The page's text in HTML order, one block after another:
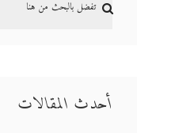
أحدث المقالات